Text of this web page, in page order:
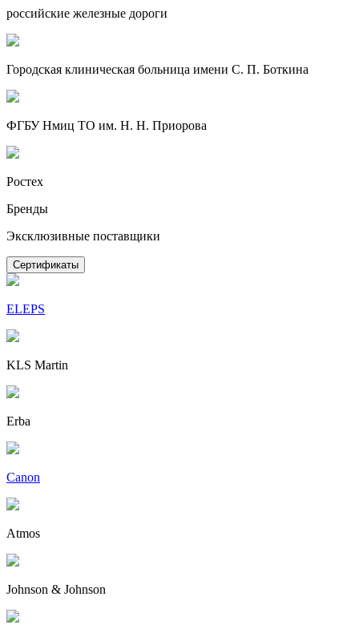
российские железные дороги
Городская клиническая больница имени С. П. Боткина
ФГБУ Нмиц ТО им. Н. Н. Приорова
Ростех
Бренды
Эксклюзивные поставщики
Сертификаты
ELEPS
KLS Martin
Erba
Canon
Atmos
Johnson & Johnson